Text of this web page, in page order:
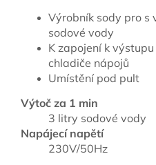
Výrobník sody pro s
sodové vody
K zapojení k
chladiče nápojů
Umístění pod pult
Výtoč za 1 min
3 litry sodové vody
Napájecí napětí
230V/50Hz